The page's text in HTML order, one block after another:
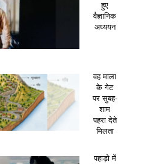
हुए
वैज्ञानिक
अध्ययन
वह माला
के गेट
पर सुबह-
शाम
पहरा देते
मिलता
पहाड़ो में